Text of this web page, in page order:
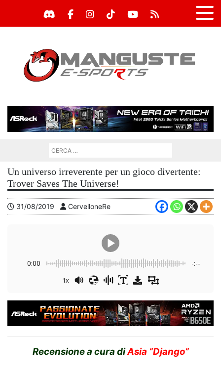
Un universo irreverente per un gioco divertente:
Trover Saves The Universe!
31/08/2019 CervelloneRe
0:00 -:--
1x
Recensione a cura diAsia “Django”